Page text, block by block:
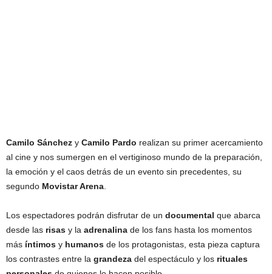
Camilo Sánchez y Camilo Pardo realizan su primer acercamiento
al cine y nos sumergen en el vertiginoso mundo de la preparación,
la emoción y el caos detrás de un evento sin precedentes, su
segundo Movistar Arena.
Los espectadores podrán disfrutar de un documental que abarca
desde las risas y la adrenalina de los fans hasta los momentos
más íntimos y humanos de los protagonistas, esta pieza captura
los contrastes entre la grandeza del espectáculo y los rituales